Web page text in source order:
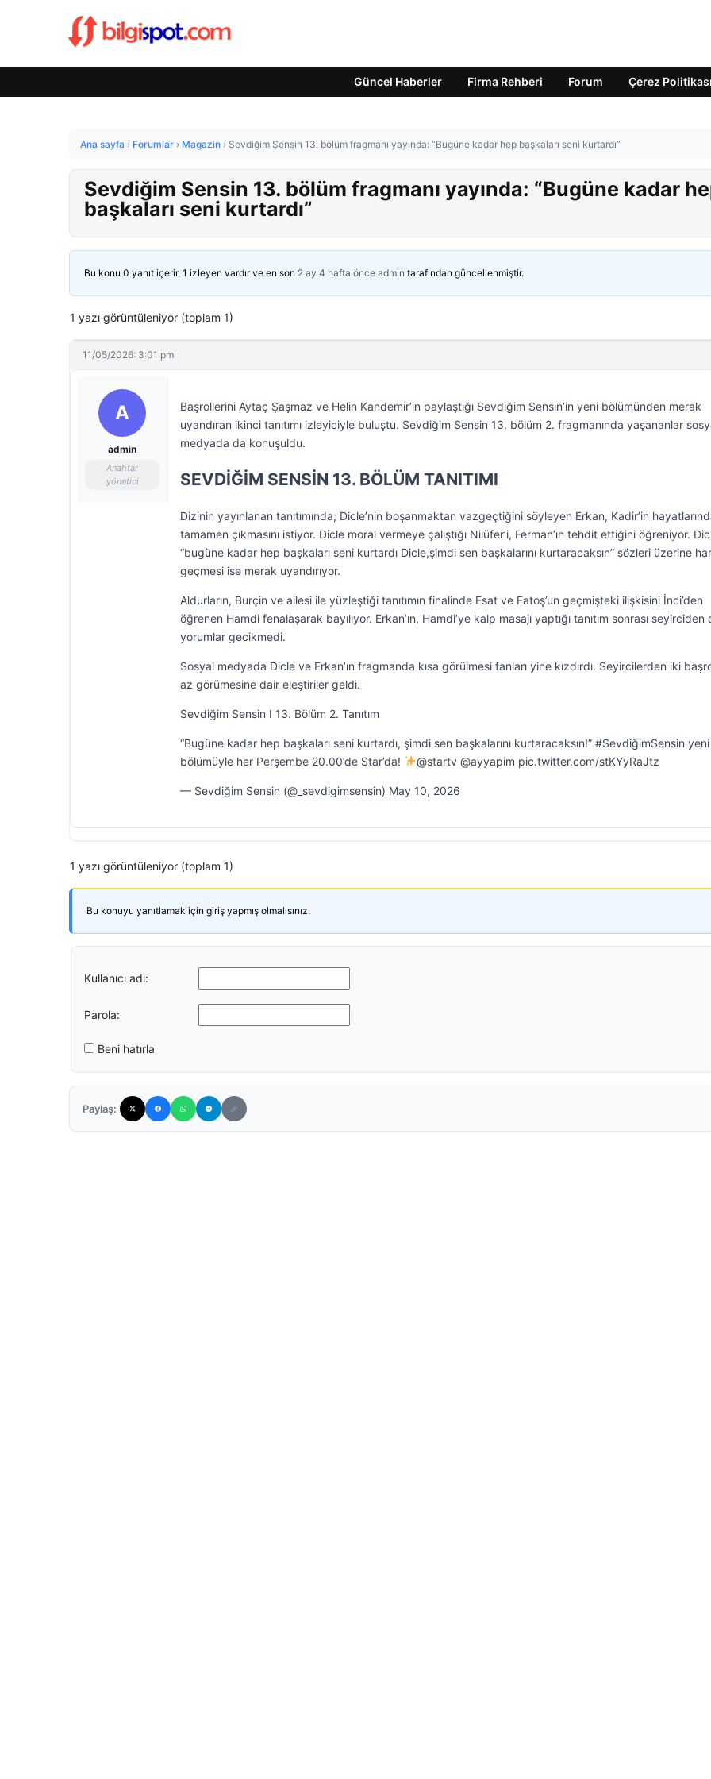
Güncel Haberler Firma Rehberi Forum Çerez Politikası
Ana sayfa › Forumlar › Magazin › Sevdiğim Sensin 13. bölüm fragmanı yayında: “Bugüne kadar hep başkaları seni kurtardı”
Sevdiğim Sensin 13. bölüm fragmanı yayında: “Bugüne kadar
başkaları seni kurtardı”
Bu konu 0 yanıt içerir, 1 izleyen vardır ve en son 2 ay 4 hafta önce admin tarafından güncellenmiştir.
1 yazı görüntüleniyor (toplam 1)
11/05/2026: 3:01 pm
A
admin
Anahtar
yönetici
Başrollerini Aytaç Şaşmaz ve Helin Kandemir’in paylaştığı Sevdiğim Sensin’in yeni bölümünden merak
uyandıran ikinci tanıtımı izleyiciyle buluştu. Sevdiğim Sensin 13. bölüm 2. fragmanında yaşananlar
medyada da konuşuldu.
SEVDİĞİM SENSİN 13. BÖLÜM TANITIMI
Dizinin yayınlanan tanıtımında; Dicle’nin boşanmaktan vazgeçtiğini söyleyen Erkan, Kadir’in
tamamen çıkmasını istiyor. Dicle moral vermeye çalıştığı Nilüfer’i, Ferman’ın tehdit ettiğini öğreniyor.
“bugüne kadar hep başkaları seni kurtardı Dicle,şimdi sen başkalarını kurtaracaksın” sözleri üzerine
geçmesi ise merak uyandırıyor.
Aldurların, Burçin ve ailesi ile yüzleştiği tanıtımın finalinde Esat ve Fatoş’un geçmişteki ilişkisini İnci’den
öğrenen Hamdi fenalaşarak bayılıyor. Erkan’ın, Hamdi’ye kalp masajı yaptığı tanıtım sonrası seyirciden
yorumlar gecikmedi.
Sosyal medyada Dicle ve Erkan’ın fragmanda kısa görülmesi fanları yine kızdırdı. Seyircilerden iki
az görümesine dair eleştiriler geldi.
Sevdiğim Sensin I 13. Bölüm 2. Tanıtım
“Bugüne kadar hep başkaları seni kurtardı, şimdi sen başkalarını kurtaracaksın!” #SevdiğimSensin yeni
bölümüyle her Perşembe 20.00’de Star’da!
@startv @ayyapim pic.twitter.com/stKYyRaJtz
— Sevdiğim Sensin (@_sevdigimsensin) May 10, 2026
1 yazı görüntüleniyor (toplam 1)
Bu konuyu yanıtlamak için giriş yapmış olmalısınız.
Kullanıcı adı:
Parola:
Beni hatırla
Paylaş: